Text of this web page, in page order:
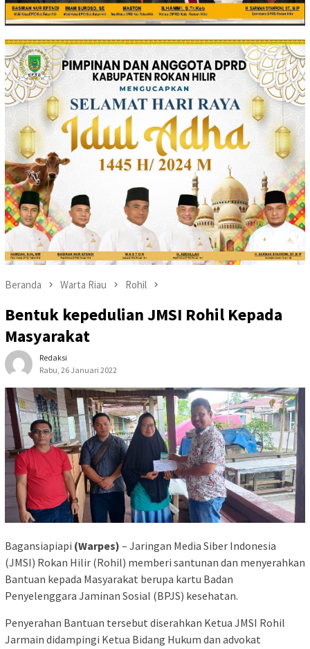
Beranda Warta Riau Rohil
Bentuk kepedulian JMSI Rohil Kepada
Masyarakat
Redaksi
Rabu, 26 Januari 2022
Bagansiapiapi (Warpes) – Jaringan Media Siber Indonesia
(JMSI) Rokan Hilir (Rohil) memberi santunan dan menyerahkan
Bantuan kepada Masyarakat berupa kartu Badan
Penyelenggara Jaminan Sosial (BPJS) kesehatan.
Penyerahan Bantuan tersebut diserahkan Ketua JMSI Rohil
Jarmain didampingi Ketua Bidang Hukum dan advokat